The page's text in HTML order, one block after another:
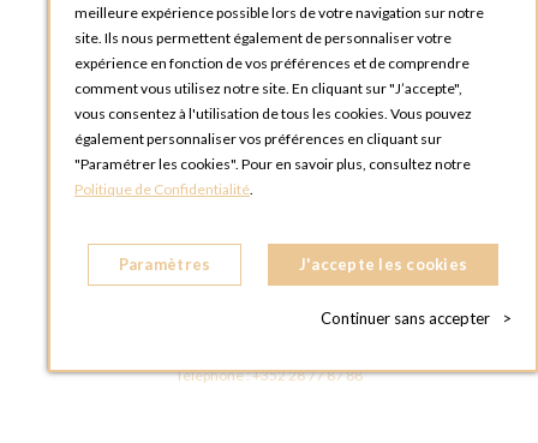
OPTIONS LUXEMBOURG
13 rue Paul Rischard
5324 Contern
LUXEMBOURG
BOUTIQUE OPTIONS LUXEMBOURG
L - 1842 HOWALD LUXEMBOURG
Téléphone :+352 28 77 87 88
meilleure expérience possible lors de votre navigation sur notre
site. Ils nous permettent également de personnaliser votre
expérience en fonction de vos préférences et de comprendre
comment vous utilisez notre site. En cliquant sur "J’accepte",
vous consentez à l'utilisation de tous les cookies. Vous pouvez
également personnaliser vos préférences en cliquant sur
"Paramétrer les cookies". Pour en savoir plus, consultez notre
Politique de Confidentialité.
Paramètres J'accepte les cookies
Continuer sans accepter >